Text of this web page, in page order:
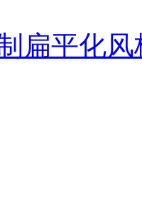
扁平化风